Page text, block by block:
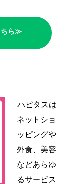
ちら≫
ハピタスは
ネットショ
ッピングや
外食、美容
などあらゆ
るサービス